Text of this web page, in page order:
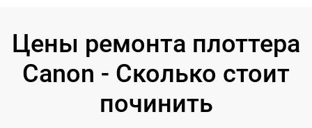
Цены ремонта плоттера
Canon - Сколько стоит
починить